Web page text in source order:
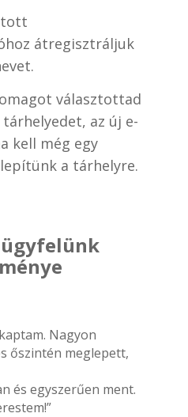
átregisztráljuk
választottad
az új e-
kell még egy
a tárhelyre.
Nagyon
őszintén meglepett,
és egyszerűen ment.